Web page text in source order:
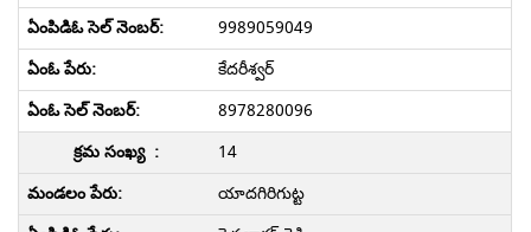
9989059049
కేదరీశ్వర్
8978280096
14
యాదగిరిగుట్ట